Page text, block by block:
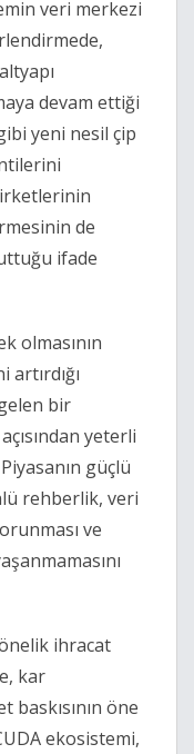
veri merkezi
devam ettiği
yeni nesil çip
de
ifade
olmasının
bir
yeterli
güçlü
rehberlik, veri
ve
ihracat
kar
öne
ekosistemi,